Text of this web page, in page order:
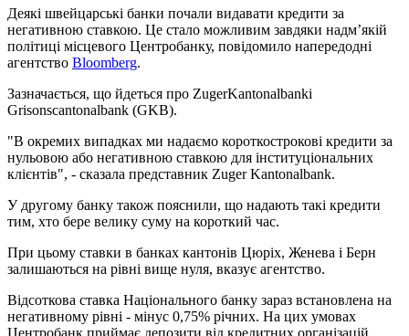
Деякі швейцарські банки почали видавати кредити за
негативною ставкою. Це стало можливим завдяки надм’якій
політиці місцевого Центробанку, повідомило напередодні
агентство Bloomberg.
Зазначається, що йдеться про ZugerKantonalbankі
Grisonscantonalbank (GKB).
"В окремих випадках ми надаємо короткострокові кредити за
нульовою або негативною ставкою для інституціональних
клієнтів", - сказала представник Zuger Kantonalbank.
У другому банку також пояснили, що надають такі кредити
тим, хто бере велику суму на короткий час.
При цьому ставки в банках кантонів Цюріх, Женева і Берн
залишаються на рівні вище нуля, вказує агентство.
Відсоткова ставка Національного банку зараз встановлена ​​на
негативному рівні - мінус 0,75% річних. На цих умовах
Центробанк приймає депозити від кредитних організацій